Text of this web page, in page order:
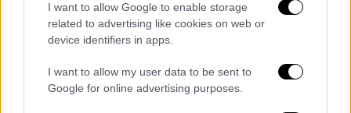
I want to allow Google to enable storage
related to advertising like cookies on web or
device identifiers in apps.
I want to allow my user data to be sent to
Google for online advertising purposes.
Σοκαρισμένοι συγγενείς, συνάδελφοι,
συμμαθητές και αστυνομικοί - Πώς
καταρρίπτονται οι ισχυρισμοί του
41χρονου